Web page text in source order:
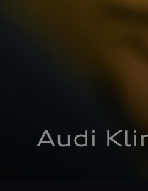
Audi